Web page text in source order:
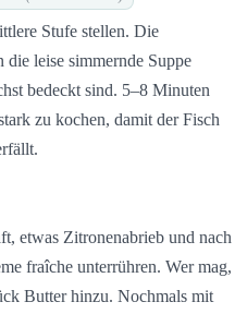
Stufe stellen. Die
leise simmernde Suppe
bedeckt sind. 5–8 Minuten
zu kochen, damit der Fisch
etwas Zitronenabrieb und nach
fraîche unterrühren. Wer mag,
Butter hinzu. Nochmals mit